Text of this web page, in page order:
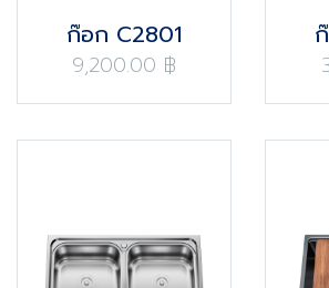
ก๊อก C2801
9,200.00 ฿